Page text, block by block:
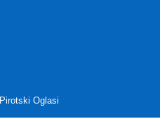
Pirotski Oglasi